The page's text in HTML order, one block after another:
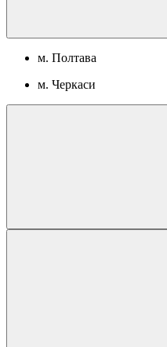
м. Полтава
м. Черкаси